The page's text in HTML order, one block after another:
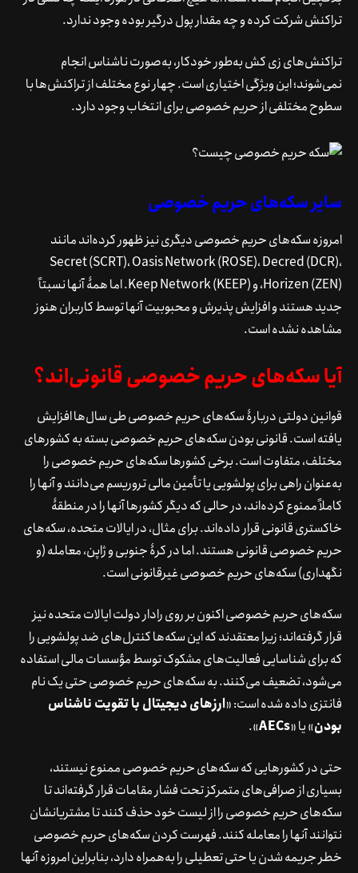
تراکنش شرکت کرده و چه مقدار پول درگیر بوده وجود ندارد.
تراکنش‌های زی کش به‌طور خودکار، به‌صورت ناشناس انجام
نمی‌شوند؛ این ویژگی اختیاری است. چهار نوع مختلف از تراکنش‌ها با
سطوح مختلفی از حریم خصوصی برای انتخاب وجود دارد.
سایر سکه‌های حریم خصوصی
امروزه سکه‌های حریم خصوصی دیگری نیز ظهور کرده‌اند مانند
Secret (SCRT)، Oasis Network (ROSE)، Decred (DCR)،
Horizen (ZEN)، و Keep Network (KEEP). اما همۀ آنها نسبتاً
جدید هستند و افزایش پذیرش و محبوبیت آنها توسط کاربران هنوز
مشاهده نشده است.
آیا سکه‌های حریم خصوصی قانونی‌اند؟
قوانین دولتی دربارۀ سکه‌های حریم خصوصی طی سال‌ها افزایش
یافته است. قانونی بودن سکه‌های حریم خصوصی بسته به کشورهای
مختلف، متفاوت است. برخی کشورها سکه‌های حریم خصوصی را
به‌عنوان راهی برای پولشویی یا تأمین مالی تروریسم می‌دانند و آنها را
کاملاً ممنوع کرده‌اند، در حالی که دیگر کشورها آنها را در منطقۀ
خاکستری قانونی قرار داده‌اند. برای مثال، در ایالات متحده، سکه‌های
حریم خصوصی قانونی هستند. اما در کرۀ جنوبی و ژاپن، معامله (و
نگهداری) سکه‌های حریم خصوصی غیرقانونی است.
سکه‌های حریم خصوصی اکنون بر روی رادار دولت ایالات متحده نیز
قرار گرفته‌اند؛ زیرا معتقدند که این سکه‌ها کنترل‌های ضد پولشویی را
که برای شناسایی فعالیت‌های مشکوک توسط مؤسسات مالی استفاده
می‌شود، تضعیف می‌کنند. به سکه‌های حریم خصوصی حتی یک نام
فانتزی داده شده است: «ارزهای دیجیتال با تقویت ناشناس
بودن» یا «AECs
».
حتی در کشورهایی که سکه‌های حریم خصوصی ممنوع نیستند،
بسیاری از صرافی‌های متمرکز تحت فشار مقامات قرار گرفته‌اند تا
سکه‌های حریم خصوصی را از لیست خود حذف کنند تا مشتریانشان
نتوانند آنها را معامله کنند. فهرست کردن سکه‌های حریم خصوصی
خطر جریمه شدن یا حتی تعطیلی را به‌همراه دارد، بنابراین امروزه آنها